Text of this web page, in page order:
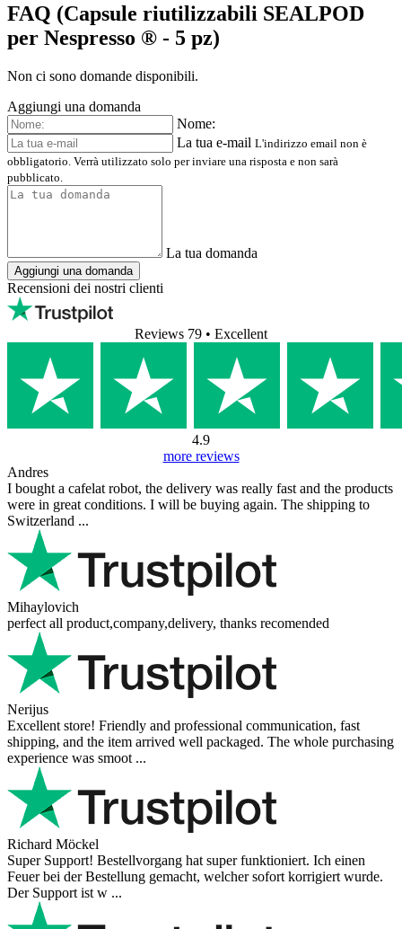
FAQ (Capsule riutilizzabili SEALPOD
per Nespresso ® - 5 pz)
Non ci sono domande disponibili.
Aggiungi una domanda
Nome:
La tua e-mail L'indirizzo email non è
obbligatorio. Verrà utilizzato solo per inviare una risposta e non sarà
pubblicato.
La tua domanda
Aggiungi una domanda
Recensioni dei nostri clienti
Reviews 79 • Excellent
4.9
more reviews
Andres
I bought a cafelat robot, the delivery was really fast and the products
were in great conditions. I will be buying again. The shipping to
Switzerland ...
Mihaylovich
perfect all product,company,delivery, thanks recomended
Nerijus
Excellent store! Friendly and professional communication, fast
shipping, and the item arrived well packaged. The whole purchasing
experience was smoot ...
Richard Möckel
Super Support! Bestellvorgang hat super funktioniert. Ich einen
Feuer bei der Bestellung gemacht, welcher sofort korrigiert wurde.
Der Support ist w ...